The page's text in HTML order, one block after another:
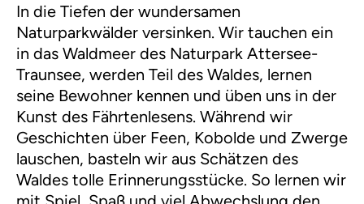
In die Tiefen der wundersamen
Naturparkwälder versinken. Wir tauchen ein
in das Waldmeer des Naturpark Attersee-
Traunsee, werden Teil des Waldes, lernen
seine Bewohner kennen und üben uns in der
Kunst des Fährtenlesens. Während wir
Geschichten über Feen, Kobolde und Zwerge
lauschen, basteln wir aus Schätzen des
Waldes tolle Erinnerungsstücke. So lernen wir